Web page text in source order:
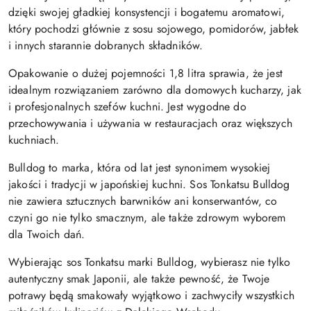
dzięki swojej gładkiej konsystencji i bogatemu aromatowi,
który pochodzi głównie z sosu sojowego, pomidorów, jabłek
i innych starannie dobranych składników.
Opakowanie o dużej pojemności 1,8 litra sprawia, że jest
idealnym rozwiązaniem zarówno dla domowych kucharzy, jak
i profesjonalnych szefów kuchni. Jest wygodne do
przechowywania i używania w restauracjach oraz większych
kuchniach.
Bulldog to marka, która od lat jest synonimem wysokiej
jakości i tradycji w japońskiej kuchni. Sos Tonkatsu Bulldog
nie zawiera sztucznych barwników ani konserwantów, co
czyni go nie tylko smacznym, ale także zdrowym wyborem
dla Twoich dań.
Wybierając sos Tonkatsu marki Bulldog, wybierasz nie tylko
autentyczny smak Japonii, ale także pewność, że Twoje
potrawy będą smakowały wyjątkowo i zachwyciły wszystkich